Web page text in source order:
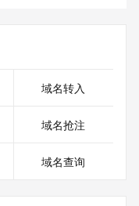
域名转入
域名抢注
域名查询